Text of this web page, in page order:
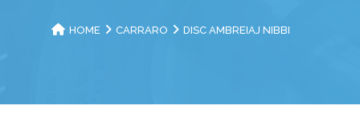
HOME CARRARO DISC AMBREIAJ NIBBI